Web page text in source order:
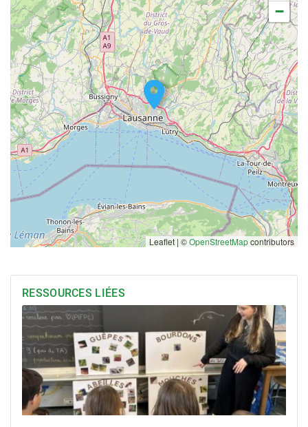
−
Leaflet | ©OpenStreetMapcontributors
RESSOURCES LIÉES